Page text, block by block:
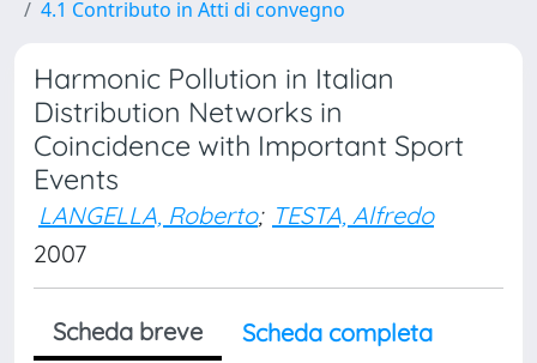
4.1 Contributo in Atti di convegno
Harmonic Pollution in Italian
Distribution Networks in
Coincidence with Important Sport
Events
LANGELLA, Roberto; TESTA, Alfredo
2007
Scheda breve
Scheda completa